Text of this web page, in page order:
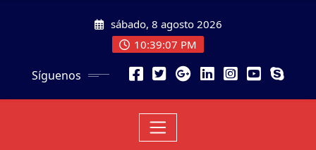
sábado, 8 agosto 2026
10:39:08 PM
Síguenos